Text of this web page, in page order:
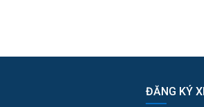
ĐĂNG KÝ